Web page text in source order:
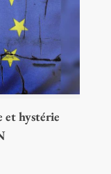
et hystérie